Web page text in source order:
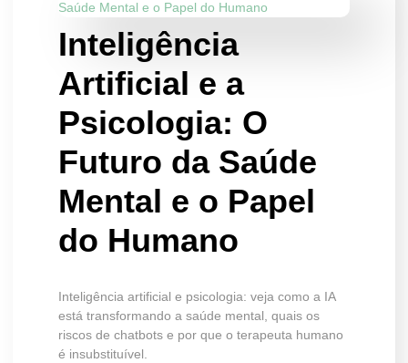
Inteligência
Artificial e a
Psicologia: O
Futuro da Saúde
Mental e o Papel
do Humano
Inteligência artificial e psicologia: veja como a IA
está transformando a saúde mental, quais os
riscos de chatbots e por que o terapeuta humano
é insubstituível.